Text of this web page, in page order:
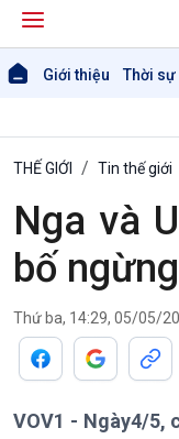
Giới thiệu Thời sự
THẾ GIỚI Tin thế giới
Nga và
bố
Thứ ba, 14:29, 05/05/
VOV1 - Ngày4/5,